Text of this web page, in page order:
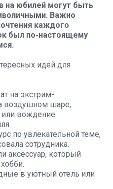
на юбилей могут быть
Важно
каждого
был по-настоящему
идей для
на экстрим-
воздушном шаре,
вождение
по увлекательной теме,
сотрудника.
аксессуар, который
в уютный отель или